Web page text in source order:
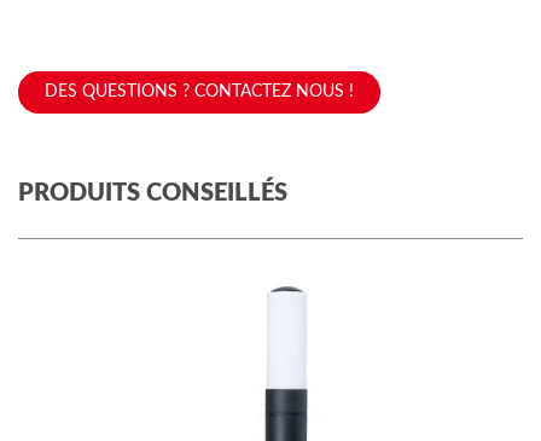
DES QUESTIONS ? CONTACTEZ NOUS !
PRODUITS CONSEILLÉS